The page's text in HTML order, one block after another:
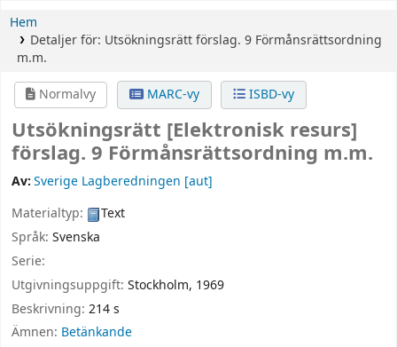
Hem
Detaljer för: Utsökningsrättförslag. 9 Förmånsrättsordning
m.m.
Normalvy
MARC-vy ISBD-vy
Utsökningsrätt [Elektronisk resurs]
förslag. 9 Förmånsrättsordning m.m.
Av:Sverige Lagberedningen [aut]
Materialtyp:
Text
Språk: Svenska
Serie:
Utgivningsuppgift: Stockholm, 1969
Beskrivning: 214 s
Ämnen: Betänkande